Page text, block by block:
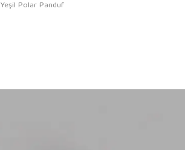
Yeşil Polar Panduf